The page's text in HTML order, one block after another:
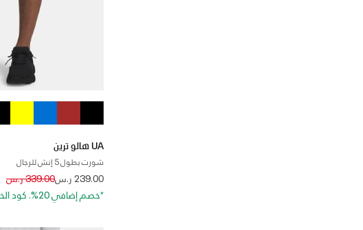
UA هالو ترين
شورت بطول 5 إنش للرجال
239.00 ر.سPrice reduced from
339.00 ر.سto
*خصم إضافي 20%. كود الخصم: EXTRA20